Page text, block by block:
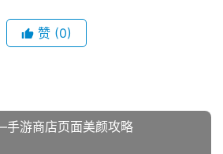
赞 (0)
游商店页面美颜攻略